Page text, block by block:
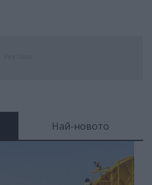
Най-новото